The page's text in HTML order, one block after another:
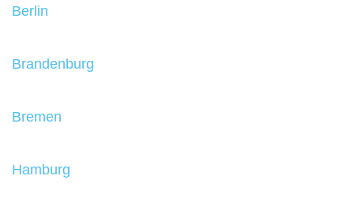
Berlin
Brandenburg
Bremen
Hamburg